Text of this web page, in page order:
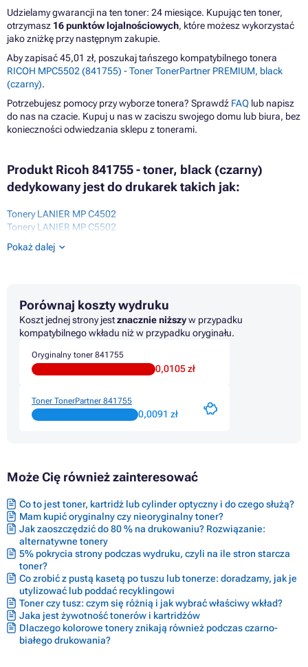
Udzielamy gwarancji na ten toner: 24 miesiące. Kupując ten toner,
otrzymasz 16 punktów lojalnościowych, które możesz wykorzystać
jako zniżkę przy następnym zakupie.
Aby zapisać 45,01 zł, poszukaj tańszego kompatybilnego tonera
RICOH MPC5502 (841755) - Toner TonerPartner PREMIUM, black
(czarny).
Potrzebujesz pomocy przy wyborze tonera? Sprawdź FAQ lub napisz
do nas na czacie. Kupuj u nas w zaciszu swojego domu lub biura, bez
konieczności odwiedzania sklepu z tonerami.
Produkt Ricoh 841755 - toner, black (czarny)
dedykowany jest do drukarek takich jak:
Tonery LANIER MP C4502
Tonery LANIER MP C5502
Tonery RICOH AFICIO MP C4502
Tonery RICOH AFICIO MP C4502 SERIES
Tonery RICOH AFICIO MP C5502
Tonery RICOH AFICIO MP C5502 SERIES
Tonery RICOH AFICIO MP C5502A
Tonery RICOH AFICIO MP C5502SPDF
Tonery RICOH MP C4502
Tonery RICOH MP C4502AD
Tonery RICOH MP C4502SPDF
Pokaż dalej
Porównaj koszty wydruku
Koszt jednej strony jestznacznie niższyw przypadku
kompatybilnego wkładu niż w przypadku oryginału.
Oryginalny toner 841755
0,0105 zł
Toner TonerPartner 841755
0,0091 zł
Może Cię również zainteresować
Co to jest toner, kartridż lub cylinder optyczny i do czego służą?
Mam kupić oryginalny czy nieoryginalny toner?
Jak zaoszczędzić do 80 % na drukowaniu? Rozwiązanie:
alternatywne tonery
5% pokrycia strony podczas wydruku, czyli na ile stron starcza
toner?
Co zrobić z pustą kasetą po tuszu lub tonerze: doradzamy, jak je
utylizować lub poddać recyklingowi
Toner czy tusz: czym się różnią i jak wybrać właściwy wkład?
Jaka jest żywotność tonerów i kartridżów
Dlaczego kolorowe tonery znikają również podczas czarno-
białego drukowania?